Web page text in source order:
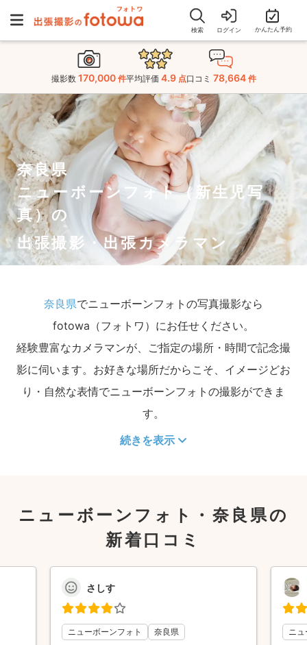
検索 ログイン かんたん予約
撮影数 170,000 件平均評価 4.9 点口コミ 78,664 件
奈良県
ニューボーンフォト（新生児写
真）の
出張撮影・出張カメラマン
奈良県でニューボーンフォトの写真撮影なら
fotowa（フォトワ）にお任せください。
経験豊富なカメラマンが、ご指定の場所・時間で記念撮
影に伺います。お好きな場所だからこそ、イメージどお
り・自然な表情でニューボーンフォトの撮影ができま
す。
続きを表示
ニューボーンフォト・奈良県の
新着口コミ
さしす
ニューボーンフォト 奈良県 ニ